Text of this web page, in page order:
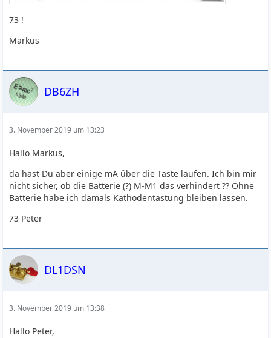
73 !
Markus
DB6ZH
3. November 2019 um 13:23
Hallo Markus,
da hast Du aber einige mA über die Taste laufen. Ich bin mir
nicht sicher, ob die Batterie (?) M-M1 das verhindert ?? Ohne
Batterie habe ich damals Kathodentastung bleiben lassen.
73 Peter
DL1DSN
3. November 2019 um 13:38
Hallo Peter,